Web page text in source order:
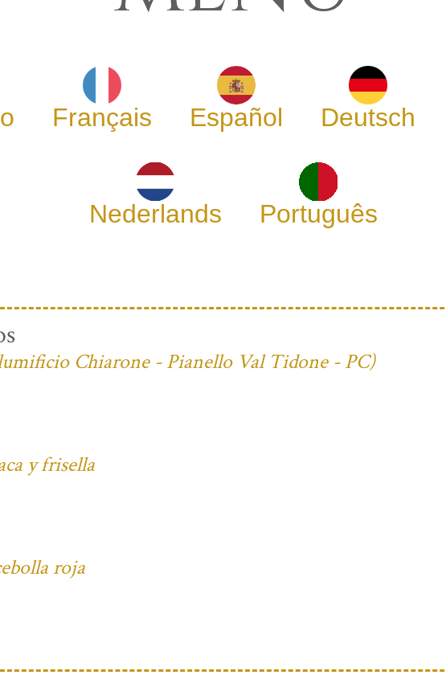
Français Español Deutsch
Nederlands Português
Chiarone - Pianello Val Tidone - PC)
y frisella
roja